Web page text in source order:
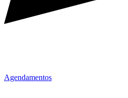
Agendamentos